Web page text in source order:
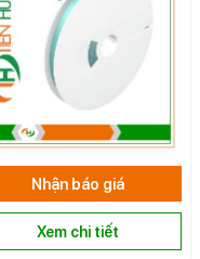
Nhận báo giá
Xem chi tiết